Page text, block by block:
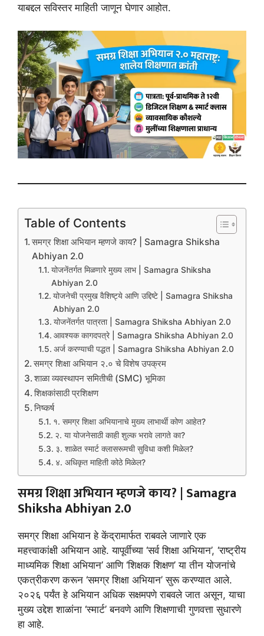
याबद्दल सविस्तर माहिती जाणून घेणार आहोत.
Table of Contents
समग्र शिक्षा अभियान म्हणजे काय? | Samagra Shiksha
Abhiyan 2.0
योजनेंतर्गत मिळणारे मुख्य लाभ | Samagra Shiksha
Abhiyan 2.0
योजनेची प्रमुख वैशिष्ट्ये आणि उद्दिष्टे | Samagra Shiksha
Abhiyan 2.0
योजनेंतर्गत पात्रता | Samagra Shiksha Abhiyan 2.0
आवश्यक कागदपत्रे | Samagra Shiksha Abhiyan 2.0
अर्ज करण्याची पद्धत | Samagra Shiksha Abhiyan 2.0
समग्र शिक्षा अभियान २.० चे विशेष उपक्रम
शाळा व्यवस्थापन समितीची (SMC) भूमिका
शिक्षकांसाठी प्रशिक्षण
निष्कर्ष
१. समग्र शिक्षा अभियानाचे मुख्य लाभार्थी कोण आहेत?
२. या योजनेसाठी काही शुल्क भरावे लागते का?
३. शाळेत स्मार्ट क्लासरूमची सुविधा कशी मिळेल?
४. अधिकृत माहिती कोठे मिळेल?
समग्र शिक्षा अभियान म्हणजे काय? |Samagra
Shiksha Abhiyan 2.0
समग्र शिक्षा अभियान हे केंद्रामार्फत राबवले जाणारे एक
महत्त्वाकांक्षी अभियान आहे. यापूर्वीच्या ‘सर्व शिक्षा अभियान’, ‘राष्ट्रीय
माध्यमिक शिक्षा अभियान’ आणि ‘शिक्षक शिक्षण’ या तीन योजनांचे
एकत्रीकरण करून ‘समग्र शिक्षा अभियान’ सुरू करण्यात आले.
२०२६ पर्यंत हे अभियान अधिक सक्षमपणे राबवले जात असून, याचा
मुख्य उद्देश शाळांना ‘स्मार्ट’ बनवणे आणि शिक्षणाची गुणवत्ता सुधारणे
हा आहे.